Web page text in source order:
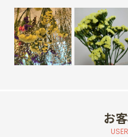
お